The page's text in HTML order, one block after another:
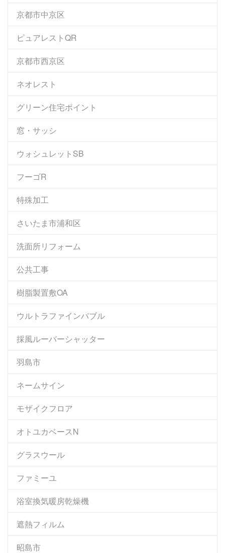
京都市中京区
ピュアレストQR
京都市西京区
ネオレスト
グリーン住宅ポイント
窓・サッシ
ウォシュレットSB
フーゴR
特殊加工
さいたま市浦和区
洗面所リフォーム
公共工事
樹脂製置敷OA
ウルトラファインバブル
採風ルーバーシャッター
羽島市
ネームサイン
モザイクフロア
オトユカベースN
グラスウール
ファミーユ
浴室換気暖房乾燥機
遮熱フィルム
昭島市